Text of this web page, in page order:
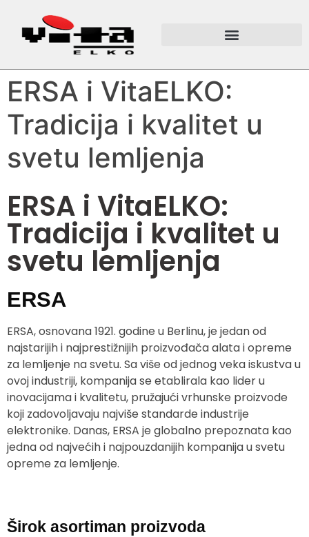
ERSA i VitaELKO:
Tradicija i kvalitet u
svetu lemljenja
ERSA i VitaELKO:
Tradicija i kvalitet u
svetu lemljenja
ERSA
ERSA, osnovana 1921. godine u Berlinu, je jedan od
najstarijih i najprestižnijih proizvođača alata i opreme
za lemljenje na svetu. Sa više od jednog veka iskustva u
ovoj industriji, kompanija se etablirala kao lider u
inovacijama i kvalitetu, pružajući vrhunske proizvode
koji zadovoljavaju najviše standarde industrije
elektronike. Danas, ERSA je globalno prepoznata kao
jedna od najvećih i najpouzdanijih kompanija u svetu
opreme za lemljenje.
Širok asortiman proizvoda